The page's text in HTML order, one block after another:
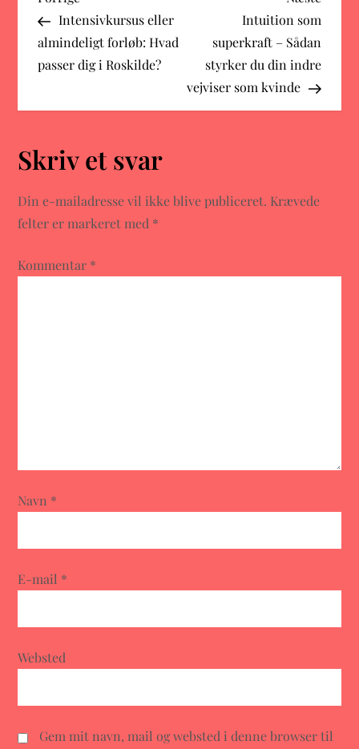
n
d
l
æ
g
s
n
t
o
PostIntensivkursus eller
almindeligt forløb: Hvad
passer dig i Roskilde?
Post
Intuition som
superkraft – Sådan
styrker du din indre
vejviser som kvinde
Skriv et svar
Din e-mailadresse vil ikke blive publiceret. Krævede
felter er markeret med *
Kommentar *
Navn *
E-mail *
Websted
Gem mit navn, mail og websted i denne browser til